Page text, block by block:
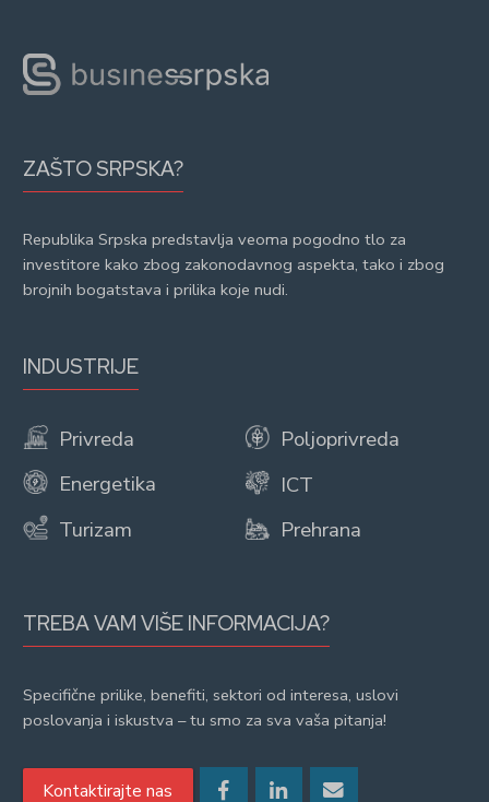
ZAŠTO SRPSKA?
Republika Srpska predstavlja veoma pogodno tlo za
investitore kako zbog zakonodavnog aspekta, tako i zbog
brojnih bogatstava i prilika koje nudi.
INDUSTRIJE
Privreda
Energetika
Turizam
Poljoprivreda
ICT
Prehrana
TREBA VAM VIŠE INFORMACIJA?
Specifične prilike, benefiti, sektori od interesa, uslovi
poslovanja i iskustva – tu smo za sva vaša pitanja!
Kontaktirajte nas